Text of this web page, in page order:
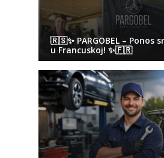
🇷🇸✨ PARGOBEL – Ponos
u Francuskoj! ✨🇫🇷